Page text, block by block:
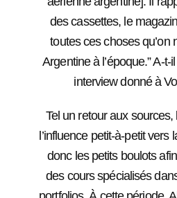
des cassettes, le
toutes ces choses qu’on
Argentine à l’époque.” A-
interview donné à
Tel un retour aux
l’influence petit-à-petit
donc les petits boulots
des cours spécialisés